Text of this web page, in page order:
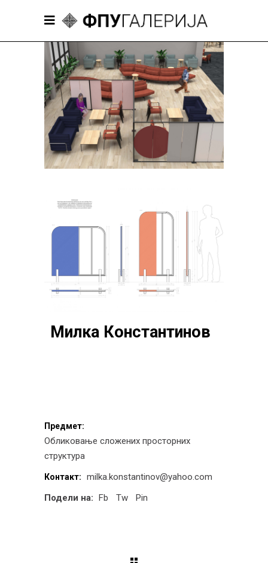
Милка Константинов
Предмет:
Обликовање сложених просторних
структура
Контакт:
milka.konstantinov@yahoo.com
Подели на: Fb Tw Pin